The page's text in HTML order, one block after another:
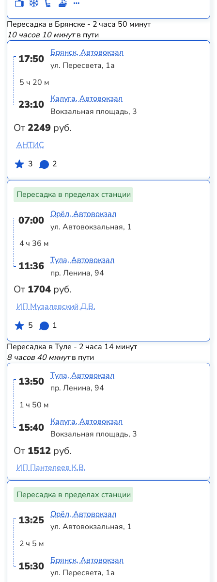
Пересадка в Брянске - 2 часа 50 минут
10 часов 10 минутв пути
17:50
5 ч 20 м
23:10
От2249 руб.
Брянск, Автовокзал
ул. Пересвета, 1а
Калуга, Автовокзал
Вокзальная площадь, 3
АНТИС
3
2
Пересадка в пределах станции
07:00
4 ч 36 м
11:36
От 1704 руб.
Орёл, Автовокзал
ул. Автовокзальная, 1
Тула, Автовокзал
пр. Ленина, 94
ИП Музалевский Д.В.
5
1
Пересадка в Туле - 2 часа 14 минут
8 часов 40 минутв пути
13:50
1 ч 50 м
15:40
От 1512 руб.
Тула, Автовокзал
пр. Ленина, 94
Калуга, Автовокзал
Вокзальная площадь, 3
ИП Пантелеев К.В.
Пересадка в пределах станции
13:25
2 ч 5 м
15:30
Орёл, Автовокзал
ул. Автовокзальная, 1
Брянск, Автовокзал
ул. Пересвета, 1а